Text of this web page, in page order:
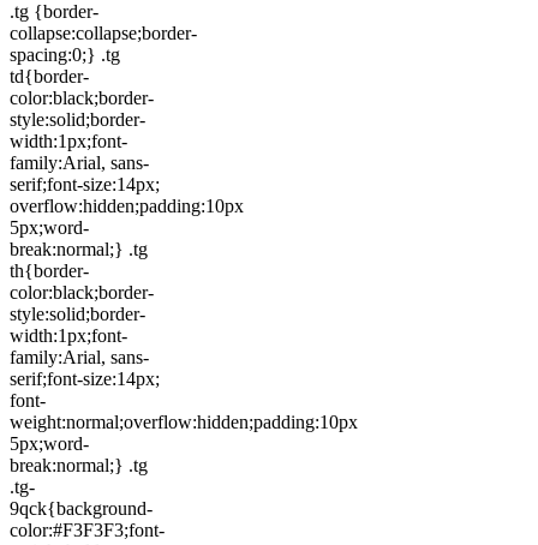
.tg {border-
collapse:collapse;border-
spacing:0;} .tg
td{border-
color:black;border-
style:solid;border-
width:1px;font-
family:Arial, sans-
serif;font-size:14px;
overflow:hidden;padding:10px
5px;word-
break:normal;} .tg
th{border-
color:black;border-
style:solid;border-
width:1px;font-
family:Arial, sans-
serif;font-size:14px;
font-
weight:normal;overflow:hidden;padding:10px
5px;word-
break:normal;} .tg
.tg-
9qck{background-
color:#F3F3F3;font-